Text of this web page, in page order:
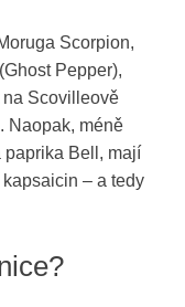
Scorpion,
Pepper),
Scovilleově
Naopak, méně
paprika Bell, mají
– a tedy